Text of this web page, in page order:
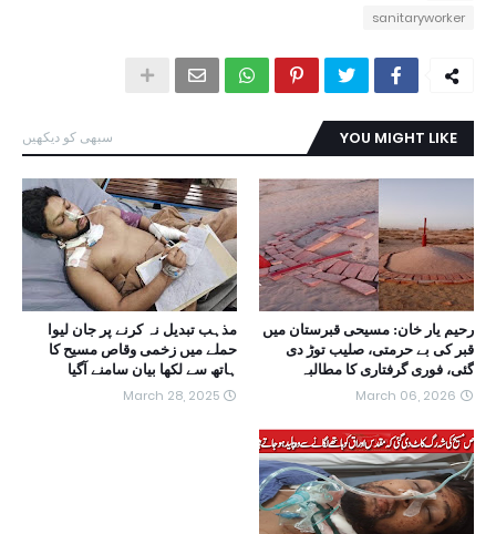
sanitaryworker
YOU MIGHT LIKE سبھی کو دیکھیں
رحیم یار خان: مسیحی قبرستان میں
قبر کی بے حرمتی، صلیب توڑ دی
گئی، فوری گرفتاری کا مطالبہ
March 06, 2026
مذہب تبدیل نہ کرنے پر جان لیوا
حملے میں زخمی وقاص مسیح کا
ہاتھ سے لکھا بیان سامنے آگیا
March 28, 2025